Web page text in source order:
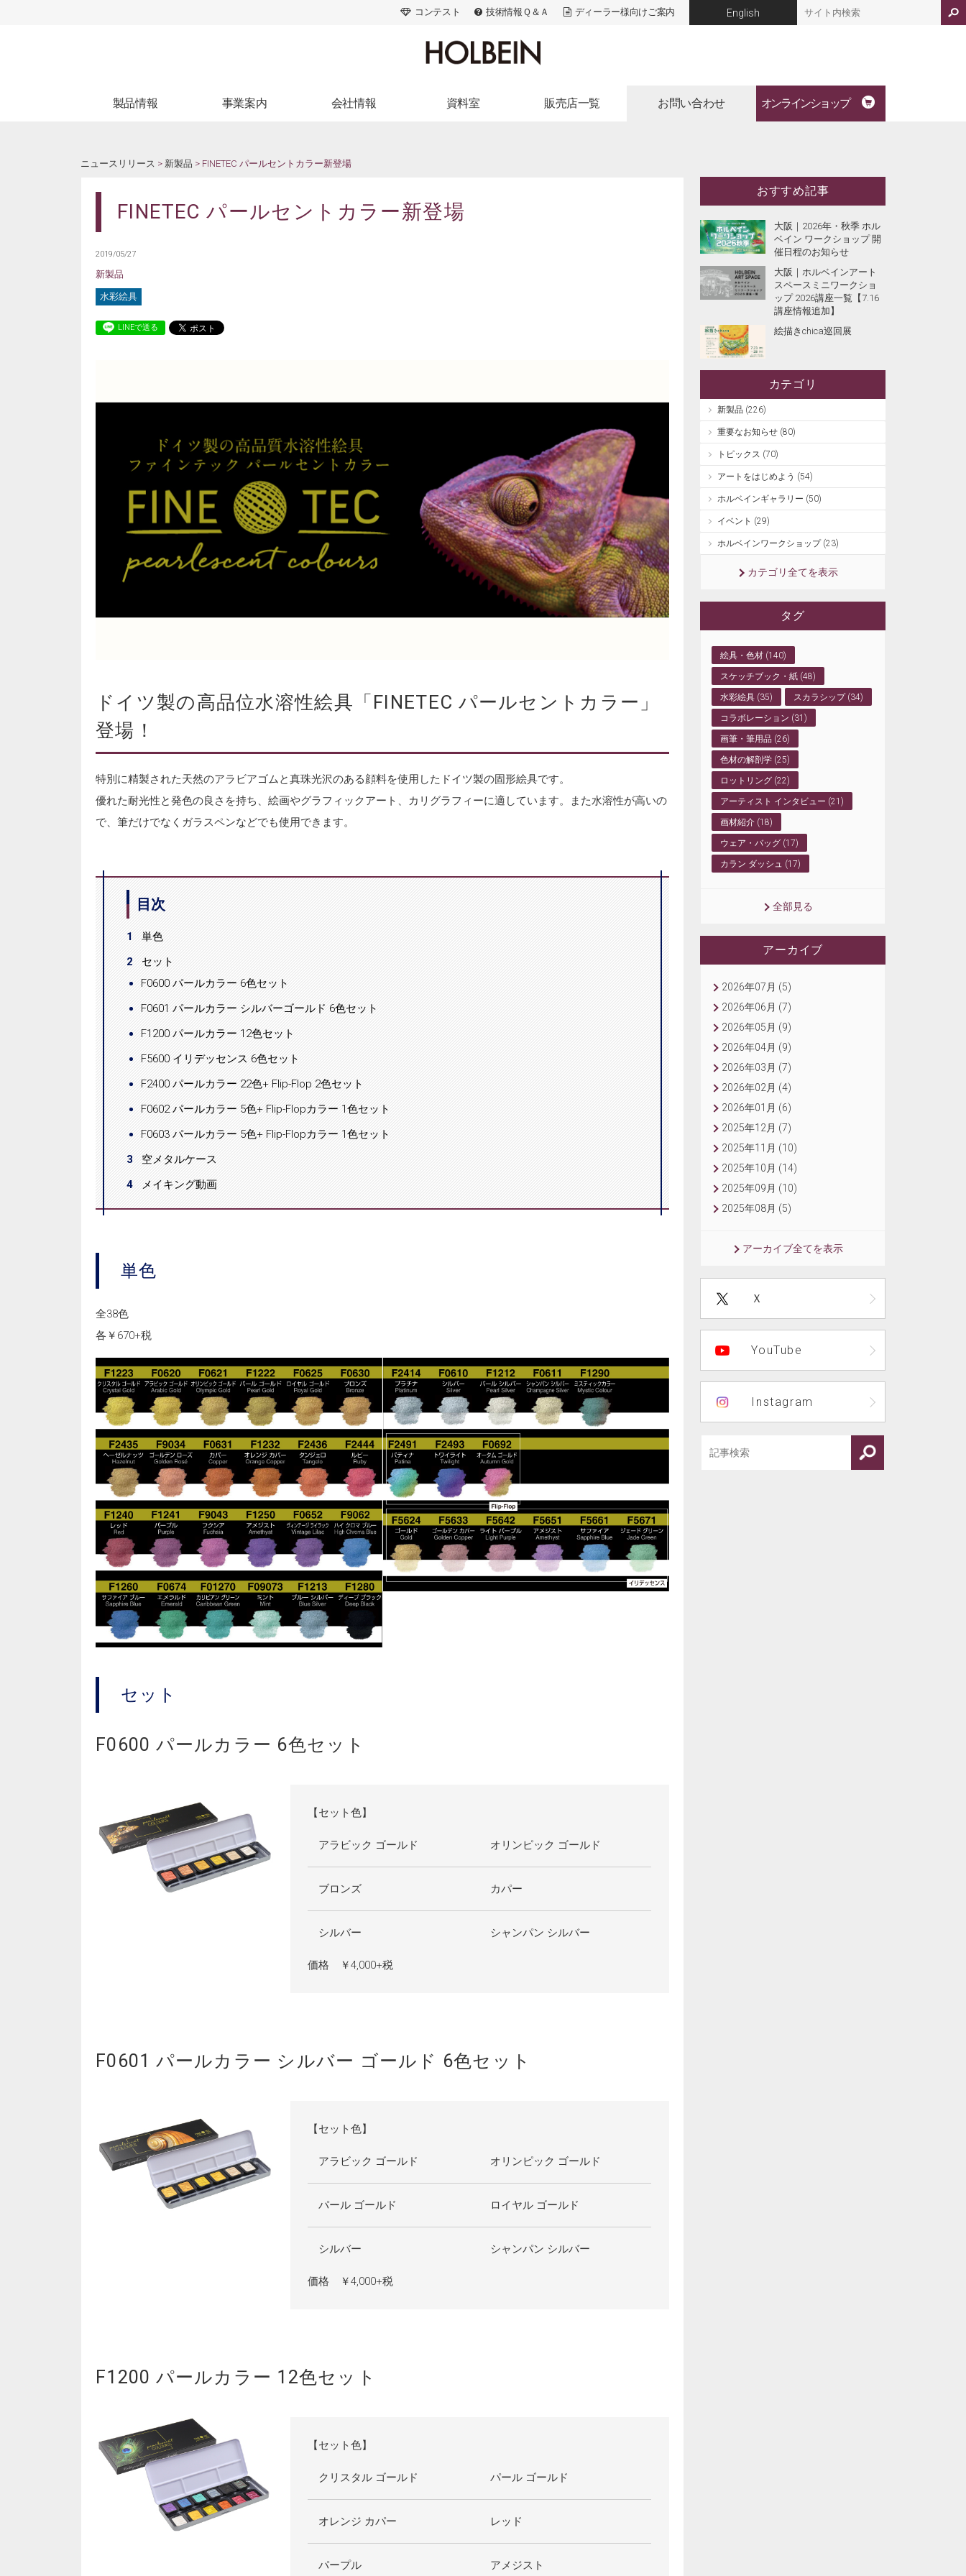
コンテスト 技術情報Ｑ＆Ａ ディーラー様向けご案内 English
製品情報
WEBカタログ
事業案内
試験受託
会社情報
会社概要
アートスペース
資料室
色材の解剖学
ACRYLART別冊
販売店一覧 お問い合わせ オンラインショップ
ニュースリリース > 新製品 > FINETEC パールセントカラー新登場
FINETEC パールセントカラー新登場
2019/05/27
新製品
水彩絵具
LINEで送る
ドイツ製の高品位水溶性絵具「FINETEC パールセントカラー」
登場！
特別に精製された天然のアラビアゴムと真珠光沢のある顔料を使用したドイツ製の固形絵具です。
優れた耐光性と発色の良さを持ち、絵画やグラフィックアート、カリグラフィーに適しています。また水溶性が高いの
で、筆だけでなくガラスペンなどでも使用できます。
目次
1
単色
2
セット
F0600 パールカラー 6色セット
F0601 パールカラー シルバーゴールド 6色セット
F1200 パールカラー 12色セット
F5600 イリデッセンス 6色セット
F2400 パールカラー 22色+ Flip-Flop 2色セット
F0602 パールカラー 5色+ Flip-Flopカラー 1色セット
F0603 パールカラー 5色+ Flip-Flopカラー 1色セット
3
空メタルケース
4
メイキング動画
単色
全38色
各￥670+税
セット
F0600 パールカラー 6色セット
【セット色】
アラビック ゴールド オリンピック ゴールド
ブロンズ カパー
シルバー シャンパン シルバー
価格 ￥4,000+税
F0601 パールカラー シルバー ゴールド 6色セット
【セット色】
アラビック ゴールド オリンピック ゴールド
パール ゴールド ロイヤル ゴールド
シルバー シャンパン シルバー
価格 ￥4,000+税
F1200 パールカラー 12色セット
【セット色】
クリスタル ゴールド パール ゴールド
オレンジ カパー レッド
パープル アメジスト
おすすめ記事
大阪｜2026年・秋季 ホル
ベイン ワークショップ 開
催日程のお知らせ
大阪｜ホルベインアート
スペースミニワークショ
ップ 2026講座一覧【7.16
講座情報追加】
絵描きchica巡回展
カテゴリ
新製品 (226)
重要なお知らせ (80)
トピックス (70)
アートをはじめよう (54)
ホルベインギャラリー (50)
イベント (29)
ホルベインワークショップ (23)
カテゴリ全てを表示
タグ
絵具・色材 (140)
スケッチブック・紙 (48)
水彩絵具 (35) スカラシップ (34)
コラボレーション (31)
画筆・筆用品 (26)
色材の解剖学 (25)
ロットリング (22)
アーティスト インタビュー (21)
画材紹介 (18)
ウェア・バッグ (17)
カラン ダッシュ (17)
全部見る
アーカイブ
2026年07月 (5)
2026年06月 (7)
2026年05月 (9)
2026年04月 (9)
2026年03月 (7)
2026年02月 (4)
2026年01月 (6)
2025年12月 (7)
2025年11月 (10)
2025年10月 (14)
2025年09月 (10)
2025年08月 (5)
アーカイブ全てを表示
Ｘ
YouTube
Instagram